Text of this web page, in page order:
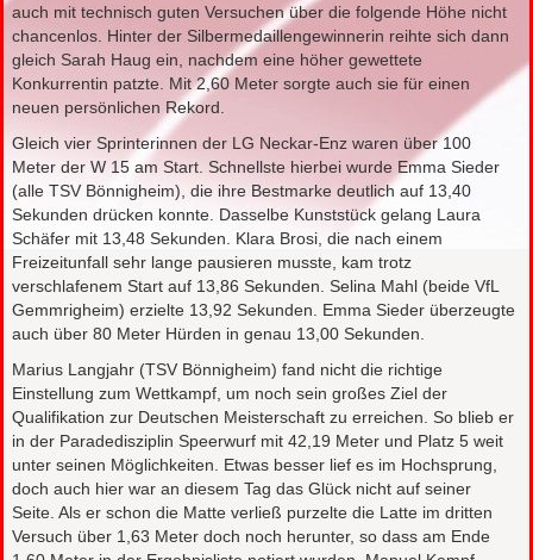
auch mit technisch guten Versuchen über die folgende Höhe nicht
chancenlos. Hinter der Silbermedaillengewinnerin reihte sich dann
gleich Sarah Haug ein, nachdem eine höher gewettete
Konkurrentin patzte. Mit 2,60 Meter sorgte auch sie für einen
neuen persönlichen Rekord.
Gleich vier Sprinterinnen der LG Neckar-Enz waren über 100
Meter der W 15 am Start. Schnellste hierbei wurde Emma Sieder
(alle TSV Bönnigheim), die ihre Bestmarke deutlich auf 13,40
Sekunden drücken konnte. Dasselbe Kunststück gelang Laura
Schäfer mit 13,48 Sekunden. Klara Brosi, die nach einem
Freizeitunfall sehr lange pausieren musste, kam trotz
verschlafenem Start auf 13,86 Sekunden. Selina Mahl (beide VfL
Gemmrigheim) erzielte 13,92 Sekunden. Emma Sieder überzeugte
auch über 80 Meter Hürden in genau 13,00 Sekunden.
Marius Langjahr (TSV Bönnigheim) fand nicht die richtige
Einstellung zum Wettkampf, um noch sein großes Ziel der
Qualifikation zur Deutschen Meisterschaft zu erreichen. So blieb er
in der Paradedisziplin Speerwurf mit 42,19 Meter und Platz 5 weit
unter seinen Möglichkeiten. Etwas besser lief es im Hochsprung,
doch auch hier war an diesem Tag das Glück nicht auf seiner
Seite. Als er schon die Matte verließ purzelte die Latte im dritten
Versuch über 1,63 Meter doch noch herunter, so dass am Ende